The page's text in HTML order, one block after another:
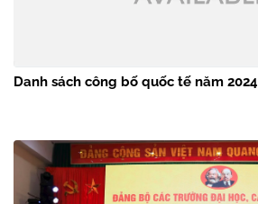
Danh sách công bố quốc tế năm 2024